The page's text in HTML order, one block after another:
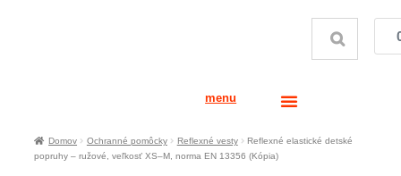
menu
Domov Ochranné pomôcky Reflexné vesty
Reflexné elastické detské
popruhy – ružové, veľkosť XS–M, norma EN 13356 (Kópia)